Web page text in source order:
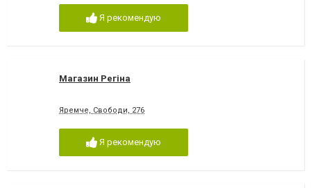
Я рекомендую
Магазин Регіна
Яремче, Свободи, 276
Я рекомендую